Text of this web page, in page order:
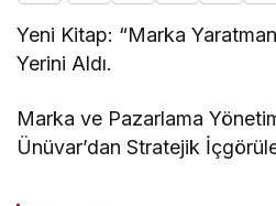
Yeni Kitap: “Marka
Yerini Aldı.
Marka ve Pazarlama
Ünüvar’dan Stratejik